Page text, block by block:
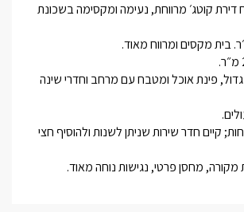
קוטג׳ מרווחת, נעימה ומקסימה בשכונת
גדול, פינת אוכל ומטבח עם מרחב וחדרי שינה
ו-2 מקלחות; קיים חדר שירות שניתן לשנות ולהוסיף חצי
מקורה, מחסן פרטי, נגישות נוחה מאוד.